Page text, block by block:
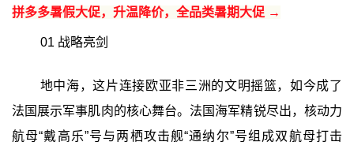
拼多多暑假大促，升温降价，全品类暑期大促 →
01 战略亮剑
地中海，这片连接欧亚非三洲的文明摇篮，如今成了
法国展示军事肌肉的核心舞台。法国海军精锐尽出，核动力
航母“戴高乐”号与两栖攻击舰“通纳尔”号组成双航母打击